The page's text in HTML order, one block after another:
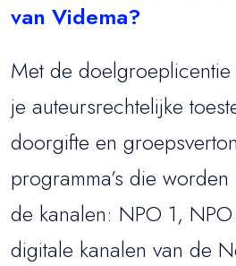
van Videma?
Met de
je auteursrechtelijke
doorgifte en
programma’s die
de kanalen: NPO 1,
digitale kanalen van de